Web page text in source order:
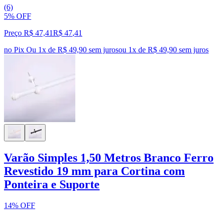
(6)
5% OFF
Preço R$ 47,41R$ 47,41
no Pix Ou 1x de R$ 49,90 sem jurosou 1x de R$ 49,90 sem juros
Varão Simples 1,50 Metros Branco Ferro
Revestido 19 mm para Cortina com
Ponteira e Suporte
14% OFF